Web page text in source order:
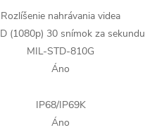
Rozlíšenie nahrávania videa
(1080p) 30 snímok za sekundu
MIL-STD-810G
Áno
IP68/IP69K
Áno